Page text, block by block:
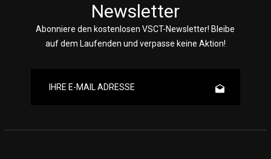
Newsletter
Abonniere den kostenlosen VSCT-Newsletter! Bleibe
auf dem Laufenden und verpasse keine Aktion!